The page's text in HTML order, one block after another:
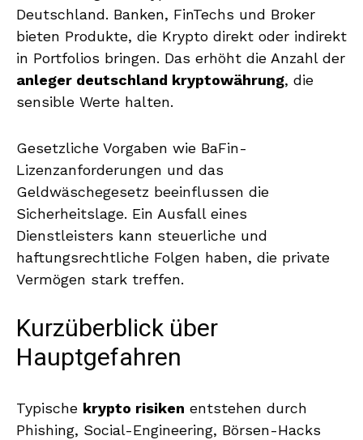
Deutschland. Banken, FinTechs und Broker
bieten Produkte, die Krypto direkt oder indirekt
in Portfolios bringen. Das erhöht die Anzahl der
anleger deutschland kryptowährung, die
sensible Werte halten.
Gesetzliche Vorgaben wie BaFin-
Lizenzanforderungen und das
Geldwäschegesetz beeinflussen die
Sicherheitslage. Ein Ausfall eines
Dienstleisters kann steuerliche und
haftungsrechtliche Folgen haben, die private
Vermögen stark treffen.
Kurzüberblick über
Hauptgefahren
Typische krypto risiken entstehen durch
Phishing, Social-Engineering, Börsen-Hacks